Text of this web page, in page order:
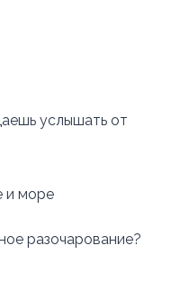
услышать от
и море
разочарование?